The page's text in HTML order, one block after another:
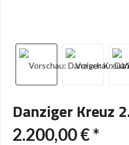
Danziger Kreuz
2.200,00 € *